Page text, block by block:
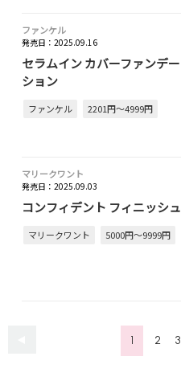
ファンケル
発売日：2025.09.16
セラムイン カバーファンデー
ション
ファンケル 2201円～4999円
マリークワント
発売日：2025.09.03
コンフィデント フィニッシュ
マリークワント 5000円～9999円
1 2 3